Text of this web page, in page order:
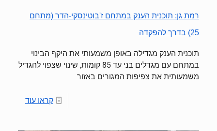
רמת גן: תוכנית הענק במתחם ז'בוטינסקי-הדר (מתחם
25) בדרך להפקדה
תוכנית הענק מגדילה באופן משמעותי את היקף הבינוי
במתחם עם מגדלים בני עד 85 קומות, שינוי שצפוי להגדיל
משמעותית את צפיפות המגורים באזור
קראו עוד